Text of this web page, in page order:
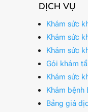
DỊCH VỤ
Khám sức
Khám sức
Khám sức
Gói khám
Khám sức
Khám bệnh
Bảng giá